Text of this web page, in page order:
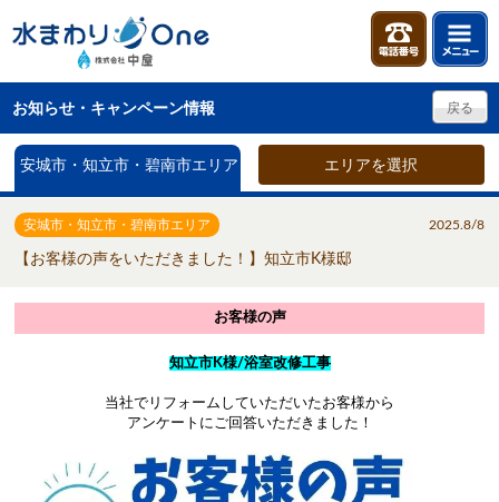
お知らせ・キャンペーン情報 戻る
安城市・知立市・碧南市エリア エリアを選択
安城市・知立市・碧南市エリア 2025.8/8
【お客様の声をいただきました！】知立市K様邸
お客様の声
知立市K様/浴室改修工事
当社でリフォームしていただいたお客様から
アンケートにご回答いただきました！